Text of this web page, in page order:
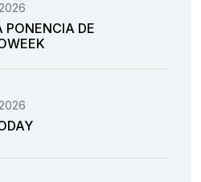
PONENCIA DE